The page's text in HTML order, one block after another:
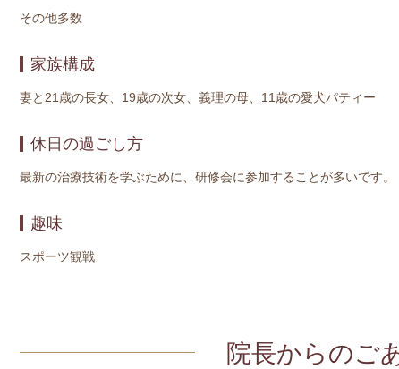
その他多数
家族構成
妻と21歳の長女、19歳の次女、義理の母、11歳の愛犬パティー
休日の過ごし方
最新の治療技術を学ぶために、研修会に参加することが多いです。
趣味
スポーツ観戦
院長からのご